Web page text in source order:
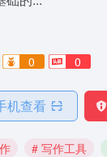
0 0
机查看
# 写作工具